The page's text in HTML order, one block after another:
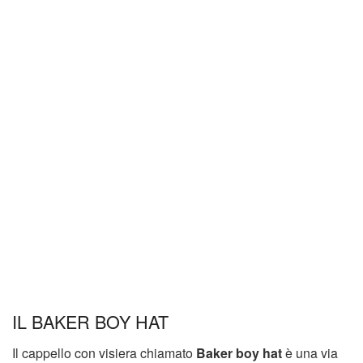
IL BAKER BOY HAT
Il cappello con visiera chiamato Baker boy hatè una via